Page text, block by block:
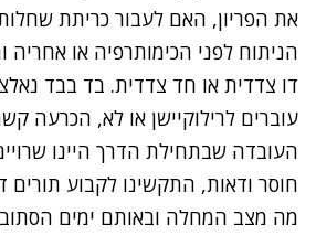
את הפריון, האם לעבור כריתת
הניתוח לפני הכימותרפיה או אחריה
דו צדדית או חד צדדית. בד בבד
עוברים לרילוקיישן או לא, הכרעה
העובדה שבתחילת הדרך היינו
חוסר ודאות, התקשינו לקבוע תורים
מה מצב המחלה ובאותם ימים